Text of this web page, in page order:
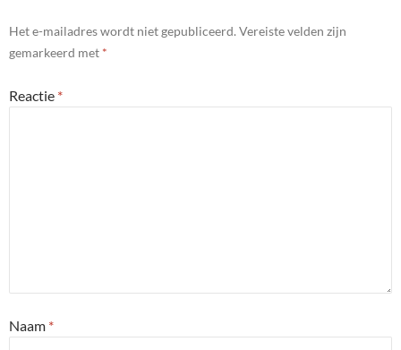
Het e-mailadres wordt niet gepubliceerd. Vereiste velden zijn
gemarkeerd met *
Reactie *
Naam *